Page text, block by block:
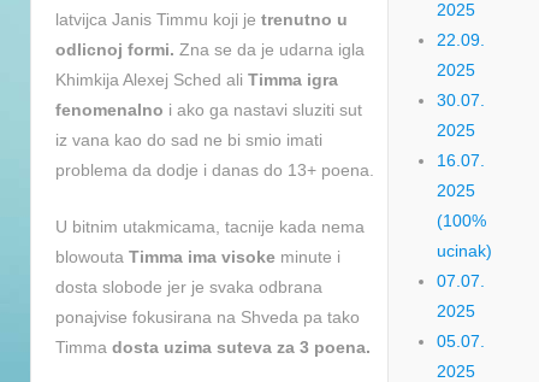
latvijca Janis Timmu koji je trenutno u
odlicnoj formi. Zna se da je udarna igla
Khimkija Alexej Sched ali Timma igra
fenomenalno i ako ga nastavi sluziti sut
iz vana kao do sad ne bi smio imati
problema da dodje i danas do 13+ poena.
U bitnim utakmicama, tacnije kada nema
blowouta Timma ima visoke minute i
dosta slobode jer je svaka odbrana
ponajvise fokusirana na Shveda pa tako
Timma dosta uzima suteva za 3 poena.
2025
22.09.
2025
30.07.
2025
16.07.
2025
(100%
ucinak)
07.07.
2025
05.07.
2025